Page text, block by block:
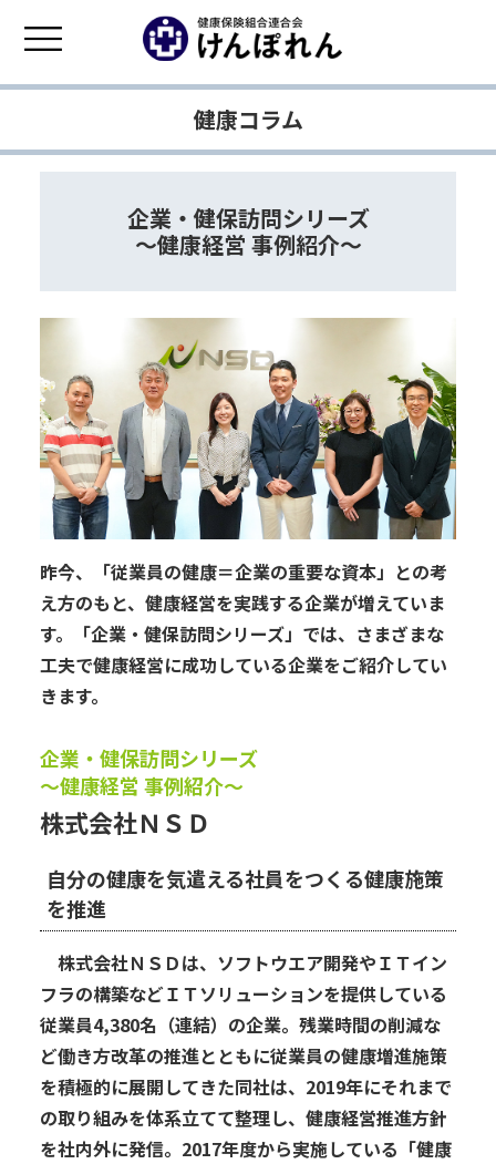
健康コラム
企業・健保訪問シリーズ
～健康経営 事例紹介～
昨今、「従業員の健康＝企業の重要な資本」との考
え方のもと、健康経営を実践する企業が増えていま
す。「企業・健保訪問シリーズ」では、さまざまな
工夫で健康経営に成功している企業をご紹介してい
きます。
企業・健保訪問シリーズ
～健康経営 事例紹介～
株式会社ＮＳＤ
自分の健康を気遣える社員をつくる健康施策
を推進
株式会社ＮＳＤは、ソフトウエア開発やＩＴイン
フラの構築などＩＴソリューションを提供している
従業員4,380名（連結）の企業。残業時間の削減な
ど働き方改革の推進とともに従業員の健康増進施策
を積極的に展開してきた同社は、2019年にそれまで
の取り組みを体系立てて整理し、健康経営推進方針
を社内外に発信。2017年度から実施している「健康